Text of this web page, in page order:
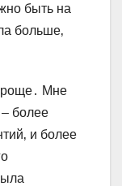
быть на
больше‚
Мне
более
и более